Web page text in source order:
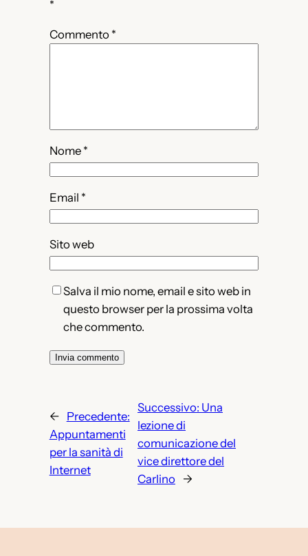
*
Commento *
Nome *
Email *
Sito web
Salva il mio nome, email e sito web in
questo browser per la prossima volta
che commento.
←
Precedente:
Appuntamenti
per la sanità di
Internet
Successivo: Una
lezione di
comunicazione del
vice direttore del
Carlino
→